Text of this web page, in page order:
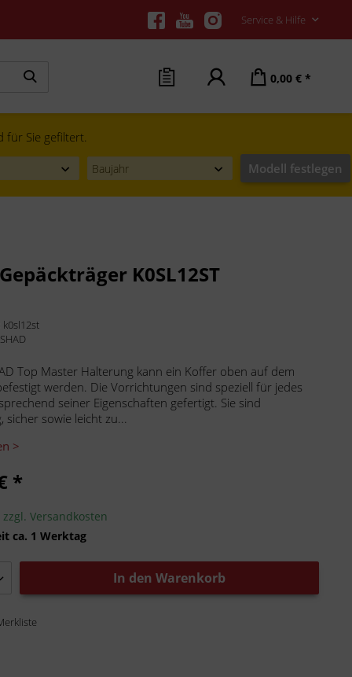
Service & Hilfe
0,00 € *
für Sie gefiltert.
Modell festlegen
K0SL12ST
k0sl12st
SHAD
Top Master Halterung kann ein Koffer oben auf dem
werden. Die Vorrichtungen sind speziell für jedes
seiner Eigenschaften gefertigt. Sie sind
sicher sowie leicht zu...
>
*
zzgl. Versandkosten
ca. 1 Werktag
In den Warenkorb